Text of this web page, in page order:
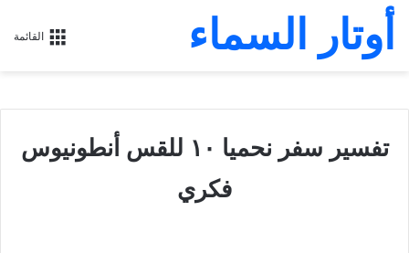
القائمة أوتار السماء
تفسير سفر نحميا ١٠ للقس أنطونيوس
فكري